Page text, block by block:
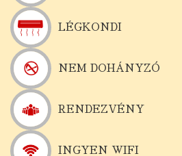
LÉGKONDI
NEM DOHÁNYZÓ
RENDEZVÉNY
INGYEN WIFI